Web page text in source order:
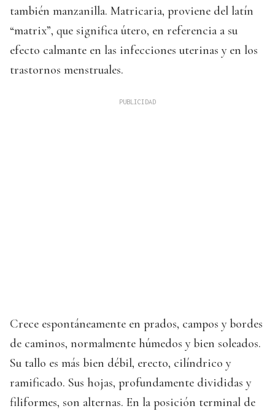
también manzanilla. Matricaria, proviene del latín
“matrix”, que significa útero, en referencia a su
efecto calmante en las infecciones uterinas y en los
trastornos menstruales.
Crece espontáneamente en prados, campos y bordes
de caminos, normalmente húmedos y bien soleados.
Su tallo es más bien débil, erecto, cilíndrico y
ramificado. Sus hojas, profundamente divididas y
filiformes, son alternas. En la posición terminal de